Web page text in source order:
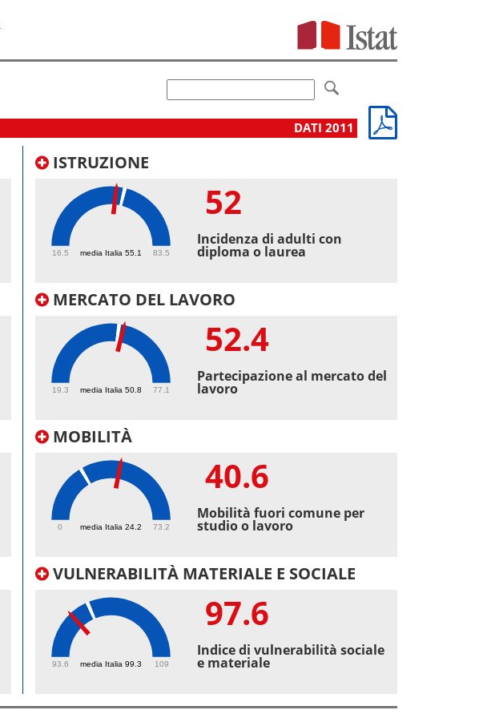
DATI 2011
ISTRUZIONE
media Italia 55.1
16.5 83.5
52
Incidenza di adulti con
diploma o laurea
MERCATO DEL LAVORO
media Italia 50.8
19.3 77.1
52.4
Partecipazione al mercato del
lavoro
MOBILITÀ
media Italia 24.2
0 73.2
40.6
Mobilità fuori comune per
studio o lavoro
VULNERABILITÀ MATERIALE E SOCIALE
media Italia 99.3
93.6 109
97.6
Indice di vulnerabilità sociale
e materiale